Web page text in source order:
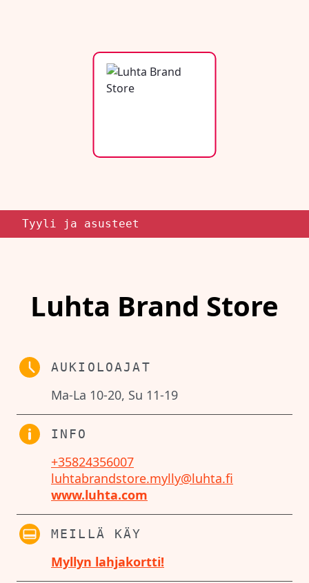
Tyyli ja asusteet
Luhta Brand Store
AUKIOLOAJAT
Ma-La 10-20, Su 11-19
INFO
+35824356007
luhtabrandstore.mylly@luhta.fi
www.luhta.com
MEILLÄ KÄY
Myllyn lahjakortti!